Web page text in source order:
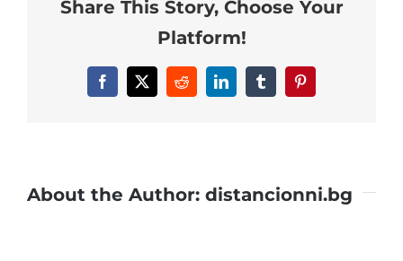
TV
Share This Story, Choose Your
Platform!
Facebook
X RedditLinkedInTumblrPinterest
About the Author: distancionni.bg